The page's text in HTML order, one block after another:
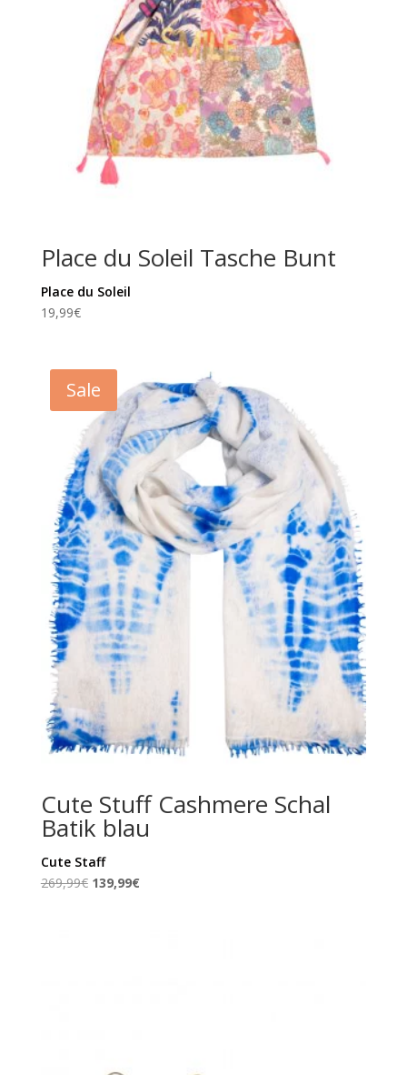
Place du Soleil Tasche Bunt
Place du Soleil
19,99€
Sale
Cute Stuff Cashmere Schal
Batik blau
Cute Staff
269,99€ Ursprünglicher
139,99€Aktueller